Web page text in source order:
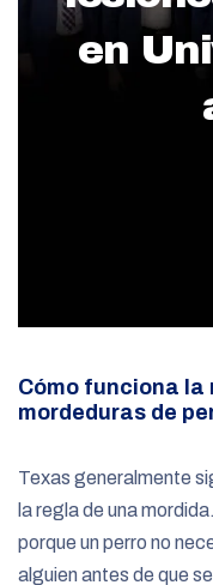
en
Cómo funciona
mordeduras de
Texas generalmente
la regla de una
porque un perro no
alguien antes de que